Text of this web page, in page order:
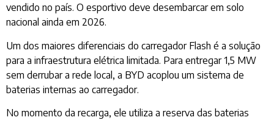
vendido no país. O esportivo deve desembarcar em solo
nacional ainda em 2026.
Um dos maiores diferenciais do carregador Flash é a solução
para a infraestrutura elétrica limitada. Para entregar 1,5 MW
sem derrubar a rede local, a BYD acoplou um sistema de
baterias internas ao carregador.
No momento da recarga, ele utiliza a reserva das baterias